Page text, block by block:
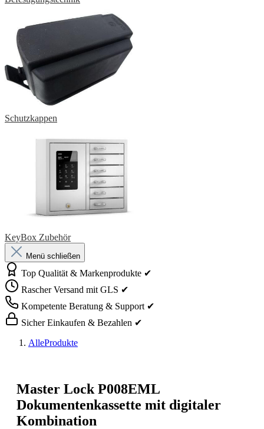
Schutzkappen
KeyBox Zubehör
Menü schließen
Top Qualität & Markenprodukte ✔
Rascher Versand mit GLS ✔
Kompetente Beratung & Support ✔
Sicher Einkaufen & Bezahlen ✔
AlleProdukte
Master Lock P008EML
Dokumentenkassette mit digitaler
Kombination